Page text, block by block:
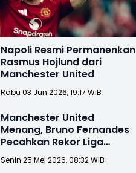
Napoli Resmi Permanenkan
Rasmus Hojlund dari
Manchester United
Rabu 03 Jun 2026, 19:17 WIB
Manchester United
Menang, Bruno Fernandes
Pecahkan Rekor Liga
Inggris
Senin 25 Mei 2026, 08:32 WIB